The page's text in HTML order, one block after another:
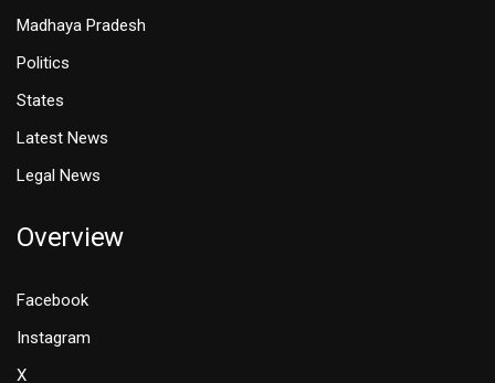
Madhaya Pradesh
Politics
States
Latest News
Legal News
Overview
Facebook
Instagram
X